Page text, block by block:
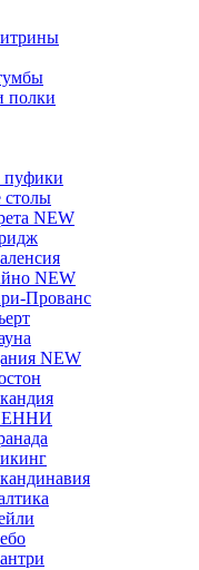
полки
пуфики
столы
NEW
NEW
Прованс
NEW